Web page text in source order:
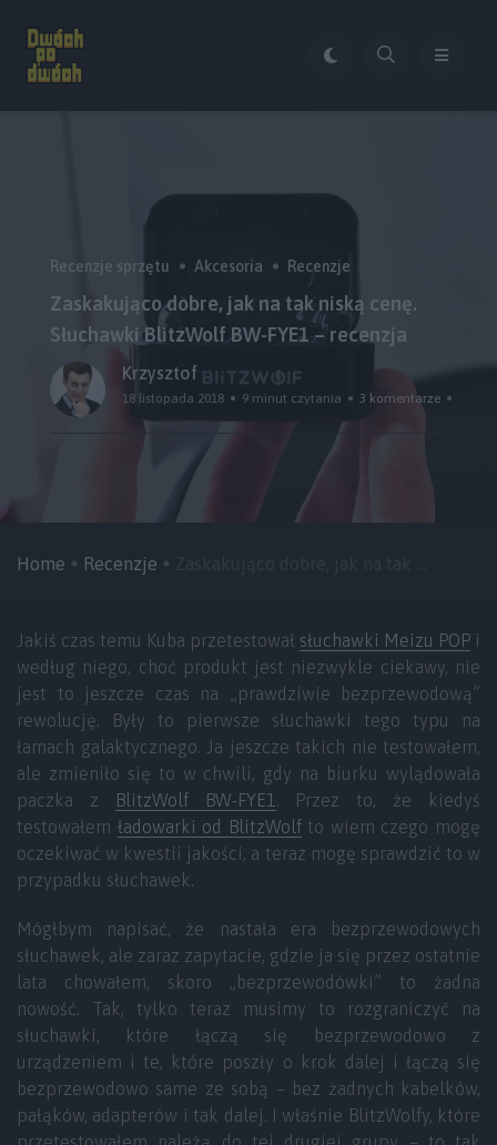
Recenzje sprzętu Akcesoria Recenzje
Zaskakująco dobre, jak na tak niską cenę.
Słuchawki BlitzWolf BW-FYE1 – recenzja
Krzysztof
18 listopada 2018 9 minut czytania 3 komentarze
Home Recenzje
Jakiś czas temu Kuba przetestował słuchawki Meizu POP i
według niego, choć produkt jest niezwykle ciekawy, nie
jest to jeszcze czas na „prawdziwie bezprzewodową”
rewolucję. Były to pierwsze słuchawki tego typu na
łamach galaktycznego. Ja jeszcze takich nie testowałem,
ale zmieniło się to w chwili, gdy na biurku wylądowała
paczka z
BlitzWolf BW-FYE1 . Przez to, że kiedyś
testowałem ładowarki od BlitzWolfto wiem czego mogę
oczekiwać w kwestii jakości, a teraz mogę sprawdzić to w
przypadku słuchawek.
Mógłbym napisać, że nastała era bezprzewodowych
słuchawek, ale zaraz zapytacie, gdzie ja się przez ostatnie
lata chowałem, skoro „bezprzewodówki” to żadna
nowość. Tak, tylko teraz musimy to rozgraniczyć na
słuchawki, które łączą się bezprzewodowo z
urządzeniem i te, które poszły o krok dalej i łączą się
bezprzewodowo same ze sobą – bez żadnych kabelków,
pałąków, adapterów i tak dalej. I właśnie BlitzWolfy, które